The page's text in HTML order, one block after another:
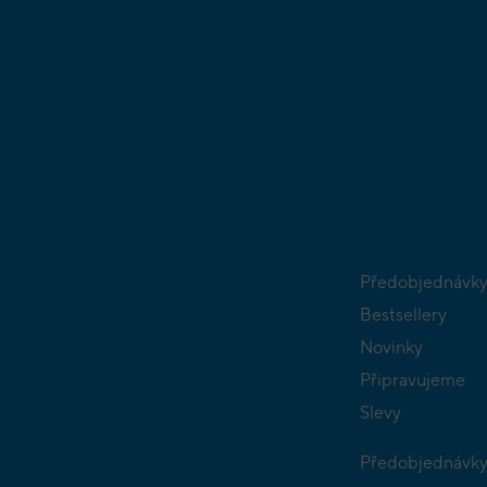
Předobjednávky
Bestsellery
Novinky
Připravujeme
Slevy
Předobjednávky